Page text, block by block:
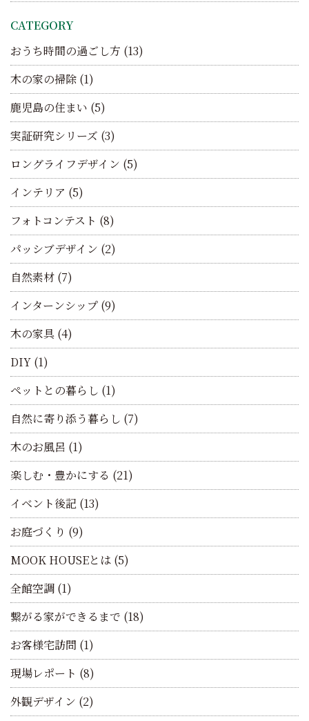
CATEGORY
おうち時間の過ごし方 (13)
木の家の掃除 (1)
鹿児島の住まい (5)
実証研究シリーズ (3)
ロングライフデザイン (5)
インテリア (5)
フォトコンテスト (8)
パッシブデザイン (2)
自然素材 (7)
インターンシップ (9)
木の家具 (4)
DIY (1)
ペットとの暮らし (1)
自然に寄り添う暮らし (7)
木のお風呂 (1)
楽しむ・豊かにする (21)
イベント後記 (13)
お庭づくり (9)
MOOK HOUSEとは (5)
全館空調 (1)
繋がる家ができるまで (18)
お客様宅訪問 (1)
現場レポート (8)
外観デザイン (2)